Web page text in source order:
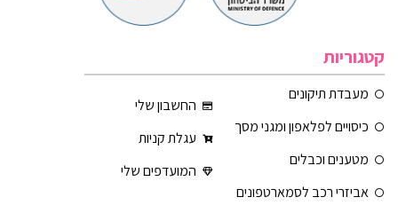
קטגוריות
מעבדת תיקונים
כיסויים לפלאפון ומגני מסך
מטענים וכבלים
אביזרי רכב לסמארטפונים
החשבון שלי
עגלת קניות
המועדפים שלי